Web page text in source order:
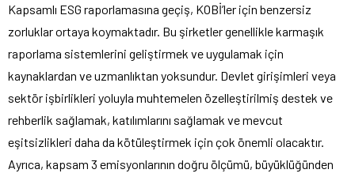
Kapsamlı ESG raporlamasına geçiş, KOBİ’ler için benzersiz
zorluklar ortaya koymaktadır. Bu şirketler genellikle karmaşık
raporlama sistemlerini geliştirmek ve uygulamak için
kaynaklardan ve uzmanlıktan yoksundur. Devlet girişimleri veya
sektör işbirlikleri yoluyla muhtemelen özelleştirilmiş destek ve
rehberlik sağlamak, katılımlarını sağlamak ve mevcut
eşitsizlikleri daha da kötüleştirmek için çok önemli olacaktır.
Ayrıca, kapsam 3 emisyonlarının doğru ölçümü, büyüklüğünden